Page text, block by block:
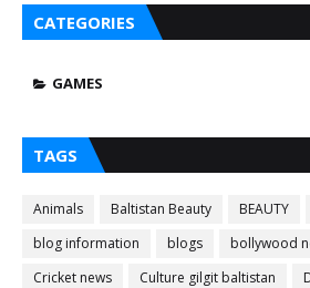
CATEGORIES
GAMES
TAGS
Animals Baltistan Beauty BEAUTY
blog information
blogs bollywood
Cricket news
Culture gilgit baltistan